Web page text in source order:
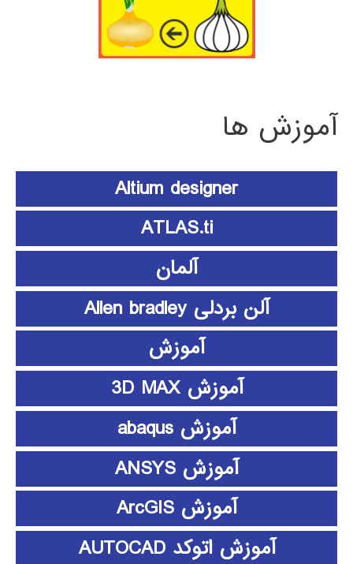
آموزش ها
Altium designer
ATLAS.ti
آلمان
آلن بردلی Allen bradley
آموزش
آموزش 3D MAX
آموزش abaqus
آموزش ANSYS
آموزش ArcGIS
آموزش اتوکد AUTOCAD